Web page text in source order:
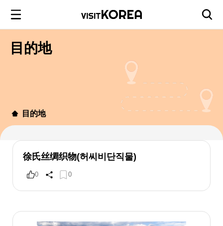
目的地
目的地
徐氏丝绸织物(허씨비단직물)
0 0